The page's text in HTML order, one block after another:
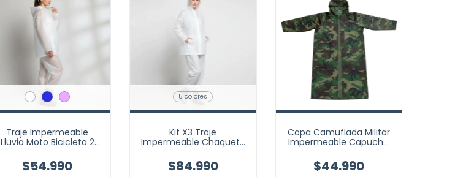
Traje Impermeable
Lluvia Moto Bicicleta 2
$54.990
5 colores
Kit X3 Traje
Impermeable Chaqueta
Suela
$84.990
Capa Camuflada Militar
Impermeable Capucha
$44.990